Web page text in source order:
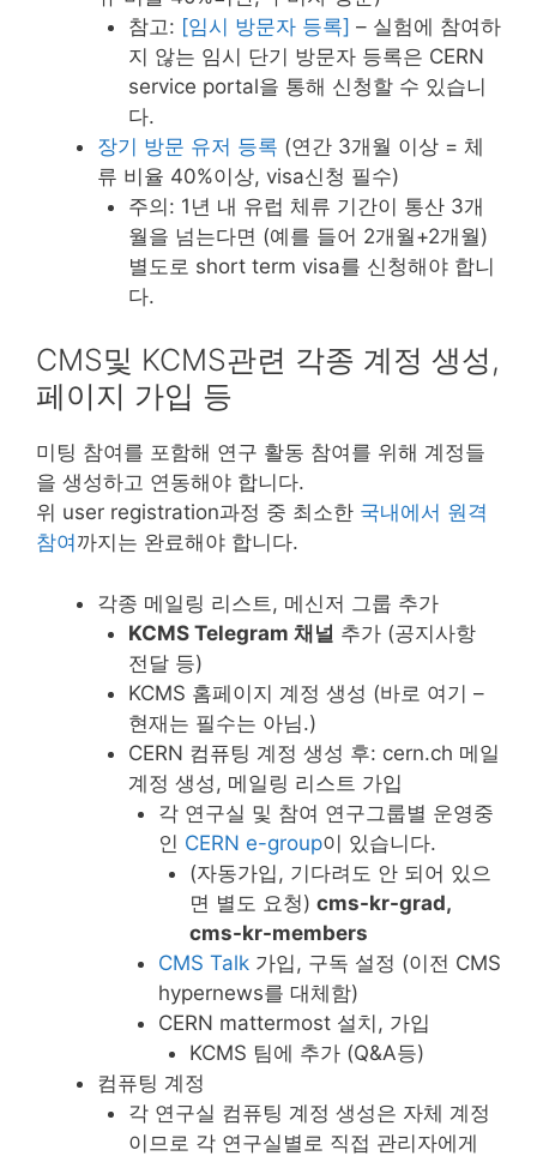
참고: [임시 방문자 등록] – 실험에 참여하
지 않는 임시 단기 방문자 등록은 CERN
service portal을 통해 신청할 수 있습니
다.
장기 방문 유저 등록 (연간 3개월 이상 = 체
류 비율 40%이상, visa신청 필수)
주의: 1년 내 유럽 체류 기간이 통산 3개
월을 넘는다면 (예를 들어 2개월+2개월)
별도로 short term visa를 신청해야 합니
다.
CMS및 KCMS관련 각종 계정 생성,
페이지 가입 등
미팅 참여를 포함해 연구 활동 참여를 위해 계정들
을 생성하고 연동해야 합니다.
위 user registration과정 중 최소한 국내에서 원격
참여 까지는 완료해야 합니다.
각종 메일링 리스트, 메신저 그룹 추가
KCMS Telegram 채널 추가 (공지사항
전달 등)
KCMS 홈페이지 계정 생성 (바로 여기 –
현재는 필수는 아님.)
CERN 컴퓨팅 계정 생성 후: cern.ch 메일
계정 생성, 메일링 리스트 가입
각 연구실 및 참여 연구그룹별 운영중
인 CERN e-group이 있습니다.
(자동가입, 기다려도 안 되어 있으
면 별도 요청) cms-kr-grad,
cms-kr-members
CMS Talk 가입, 구독 설정 (이전 CMS
hypernews를 대체함)
CERN mattermost 설치, 가입
KCMS 팀에 추가 (Q&A등)
컴퓨팅 계정
각 연구실 컴퓨팅 계정 생성은 자체 계정
이므로 각 연구실별로 직접 관리자에게